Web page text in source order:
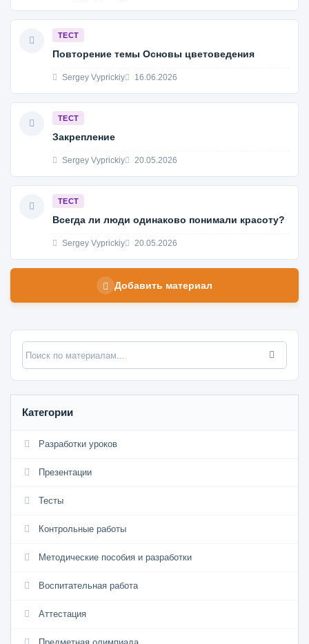
ТЕСТ
Повторение темы Основы цветоведения
Sergey Vyprickiy 16.06.2026
ТЕСТ
Закрепление
Sergey Vyprickiy 20.05.2026
ТЕСТ
Всегда ли люди одинаково понимали красоту?
Sergey Vyprickiy 20.05.2026
Добавить материал
Категории
Разработки уроков
Презентации
Тесты
Контрольные работы
Методические пособия и разработки
Воспитательная работа
Аттестация